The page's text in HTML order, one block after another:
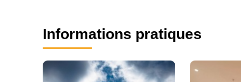
Informations pratiques